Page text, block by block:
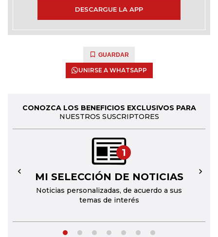
DESCARGUE LA APP
GUARDAR
UNIRSE A WHATSAPP
CONOZCA LOS BENEFICIOS EXCLUSIVOS PARA
NUESTROS SUSCRIPTORES
1
MI SELECCIÓN DE NOTICIAS
Noticias personalizadas, de acuerdo a sus
temas de interés
← →